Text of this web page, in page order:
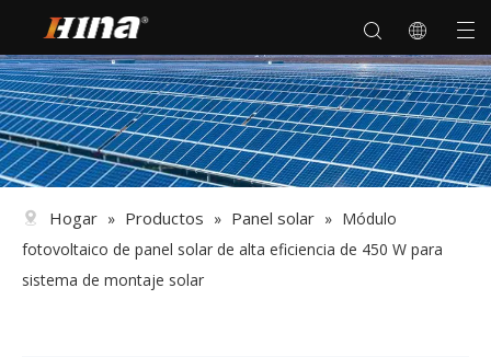
Hogar » Productos » Panel solar » Módulo
fotovoltaico de panel solar de alta eficiencia de 450 W para
sistema de montaje solar